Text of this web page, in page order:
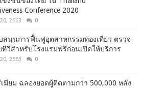
Conference 2020
2563 0
สนุนการฟื้นฟูอุตสาหกรรมท่องเที่ยว ตรวจ
วีสำหรับโรงแรมฟรีก่อนเปิดให้บริการ
2563 0
มียม ฉลองยอดผู้ติดตามกว่า 500,000 หลัง